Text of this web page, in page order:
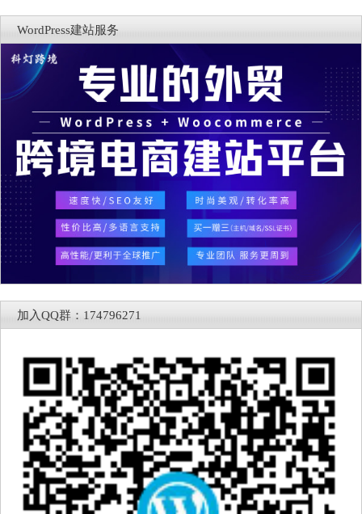
WordPress建站服务
加入QQ群：174796271